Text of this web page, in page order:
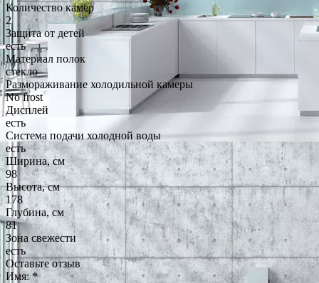
Количество камер
2
Защита от детей
есть
Материал полок
стекло
Размораживание холодильной камеры
No frost
Дисплей
есть
Система подачи холодной воды
есть
Ширина, см
98
Высота, см
178
Глубина, см
81
Зона свежести
есть
Оставьте отзыв
Имя:*